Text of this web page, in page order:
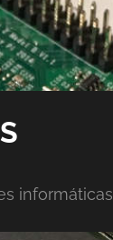
informáticas